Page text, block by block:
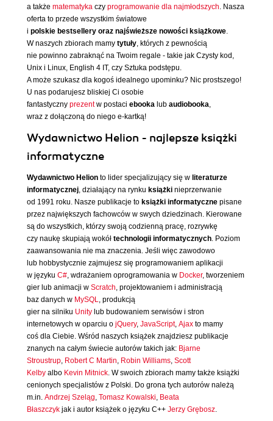
a także matematyka czy programowanie dla najmłodszych. Nasza
oferta to przede wszystkim światowe
i polskie bestsellery oraz najświeższe nowości książkowe.
W naszych zbiorach mamy tytuły, których z pewnością
nie powinno zabraknąć na Twoim regale - takie jak Czysty kod,
Unix i Linux, English 4 IT, czy Sztuka podstępu.
A może szukasz dla kogoś idealnego upominku? Nic prostszego!
U nas podarujesz bliskiej Ci osobie
fantastyczny prezentw postaci ebooka lub audiobooka,
wraz z dołączoną do niego e-kartką!
Wydawnictwo Helion - najlepsze książki
informatyczne
Wydawnictwo Helion to lider specjalizujący się w literaturze
informatycznej, działający na rynku książki nieprzerwanie
od 1991 roku. Nasze publikacje to książki informatyczne pisane
przez największych fachowców w swych dziedzinach. Kierowane
są do wszystkich, którzy swoją codzienną pracę, rozrywkę
czy naukę skupiają wokół technologii informatycznych. Poziom
zaawansowania nie ma znaczenia. Jeśli więc zawodowo
lub hobbystycznie zajmujesz się programowaniem aplikacji
w języku C#, wdrażaniem oprogramowania w Docker, tworzeniem
gier lub animacji w Scratch, projektowaniem i administracją
baz danych w MySQL, produkcją
gier na silniku Unity lub budowaniem serwisów i stron
internetowych w oparciu o jQuery, JavaScript, Ajax to mamy
coś dla Ciebie. Wśród naszych książek znajdziesz publikacje
znanych na całym świecie autorów takich jak: Bjarne
Stroustrup, Robert C Martin, Robin Williams, Scott
Kelby albo Kevin Mitnick. W swoich zbiorach mamy także książki
cenionych specjalistów z Polski. Do grona tych autorów należą
m.in. Andrzej Szeląg, Tomasz Kowalski, Beata
Błaszczyk jak i autor książek o języku C++ Jerzy Grębosz.